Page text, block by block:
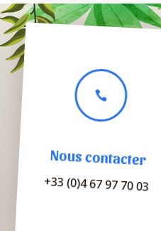

Nous contacter
+33 (0)4 67 97 70 03